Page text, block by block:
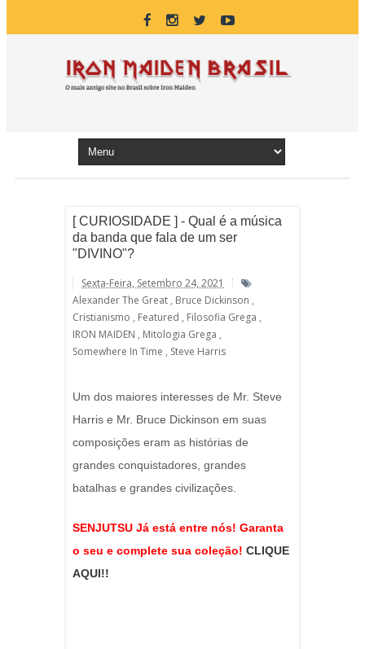
[ CURIOSIDADE ] - Qual é a música
da banda que fala de um ser
"DIVINO"?
Sexta-Feira, Setembro 24, 2021
Alexander The Great , Bruce Dickinson ,
Cristianismo , Featured , Filosofia Grega ,
IRON MAIDEN , Mitologia Grega ,
Somewhere In Time , Steve Harris
Um dos maiores interesses de Mr. Steve
Harris e Mr. Bruce Dickinson em suas
composições eram as histórias de
grandes conquistadores, grandes
batalhas e grandes civilizações.
SENJUTSU Já está entre nós! Garanta
o seu e complete sua coleção! CLIQUE
AQUI!!